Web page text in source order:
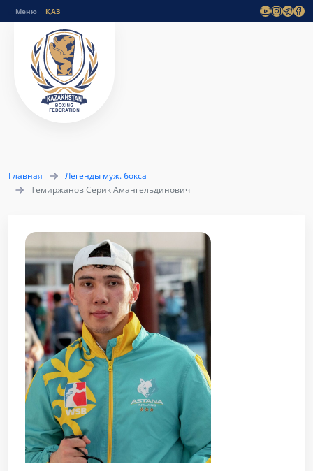
Меню
Главная
Легенды муж. бокса
Темиржанов Серик Амангельдинович